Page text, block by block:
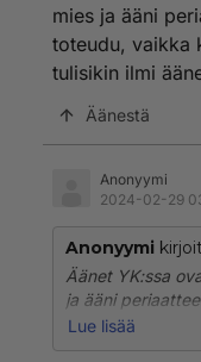
mies ja ääni
toteudu, vaikka
tulisikin ilmi
Äänestä
Anonyymi
2024-02-29
Anonyymi
Äänet YK:ssa
ja ääni
vaikka kansojen
Lue lisää